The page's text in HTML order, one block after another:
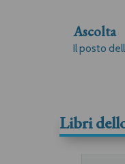
Ascolta
Il posto
Libri